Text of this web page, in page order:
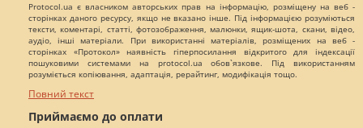
Protocol.ua є власником авторських прав на інформацію, розміщену на веб -
сторінках даного ресурсу, якщо не вказано інше. Під інформацією розуміються
тексти, коментарі, статті, фотозображення, малюнки, ящик-шота, скани, відео,
аудіо, інші матеріали. При використанні матеріалів, розміщених на веб -
сторінках «Протокол» наявність гіперпосилання відкритого для індексації
пошуковими системами на protocol.ua обов`язкове. Під використанням
розуміється копіювання, адаптація, рерайтинг, модифікація тощо.
Повний текст
Приймаємо до оплати